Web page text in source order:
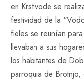
en Krstivode se
festividad de la
fieles se reunían
llevaban a sus
los habitantes de
parroquia de Brotnjo,